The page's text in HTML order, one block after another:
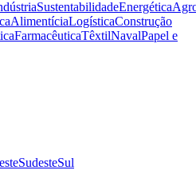
SustentabilidadeEnergética
AlimentíciaLogísticaConstrução
FarmacêuticaTêxtilNavalPapel e
SudesteSul